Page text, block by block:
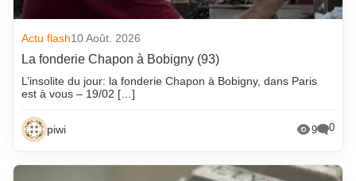
Actu flash10 Août. 2026
La fonderie Chapon à Bobigny (93)
L’insolite du jour: la fonderie Chapon à Bobigny, dans Paris
est à vous – 19/02 […]
piwi 9 0